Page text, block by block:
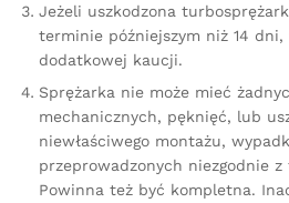
Jeżeli uszkodzona
terminie późniejszym niż 14
dodatkowej kaucji.
Sprężarka nie może mieć
mechanicznych, pęknięć, lub
niewłaściwego montażu,
przeprowadzonych niezgodnie
Powinna też być kompletna.